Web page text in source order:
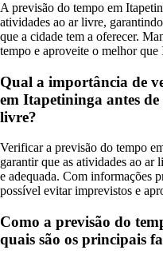
A previsão do tempo em
atividades ao ar livre,
que a cidade tem a oferecer.
tempo e aproveite o melhor
Qual a importância de
em Itapetininga antes
livre?
Verificar a previsão do tempo
garantir que as atividades ao ar
e adequada. Com informações
possível evitar imprevistos e
Como a previsão do
quais são os principais